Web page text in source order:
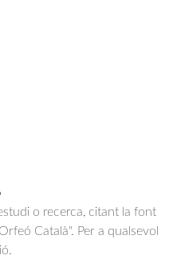
o recerca, citant la font
Català". Per a qualsevol